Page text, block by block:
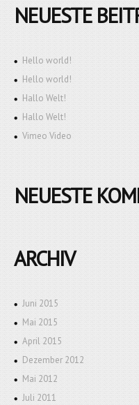
NEUESTE
Hello world!
Hello world!
Hallo Welt!
Hallo Welt!
Vimeo Video
NEUESTE
ARCHIV
Juni 2015
Mai 2015
April 2015
Dezember 2012
Mai 2012
Juli 2011